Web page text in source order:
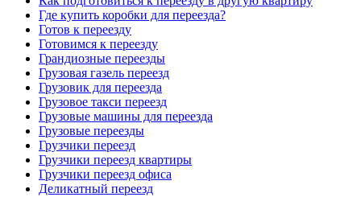
Где купить коробки для переезда?
Готов к переезду
Готовимся к переезду
Грандиозные переезды
Грузовая газель переезд
Грузовик для переезда
Грузовое такси переезд
Грузовые машины для переезда
Грузовые переезды
Грузчики переезд
Грузчики переезд квартиры
Грузчики переезд офиса
Деликатный переезд